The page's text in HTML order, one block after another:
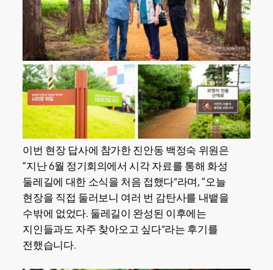
이번 현장 답사에 참가한 진안동 백정숙 위원은
“지난 6월 정기회의에서 시각 자료를 통해 화성
둘레길에 대한 소식을 처음 접했다”라며, “오늘
현장을 직접 둘러보니 여러 번 감탄사를 내뱉을
수밖에 없었다. 둘레길이 완성된 이후에는
지인들과도 자주 찾아오고 싶다”라는 후기를
전했습니다.